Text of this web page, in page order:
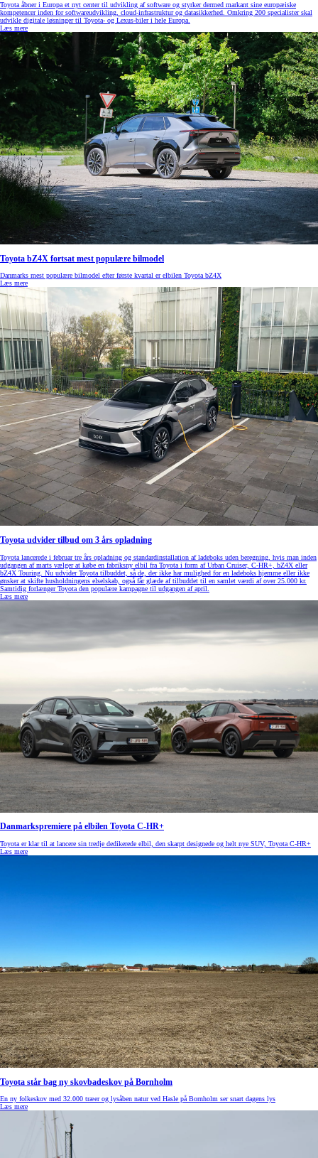
Toyota åbner i Europa et nyt center til udvikling af software og styrker dermed markant sine europæiske
kompetencer inden for softwareudvikling, cloud‑infrastruktur og datasikkerhed. Omkring 200 specialister skal
udvikle digitale løsninger til Toyota- og Lexus‑biler i hele Europa.
Læs mere
Toyota bZ4X fortsat mest populære bilmodel
Danmarks mest populære bilmodel efter første kvartal er elbilen Toyota bZ4X
Læs mere
Toyota udvider tilbud om 3 års opladning
Toyota lancerede i februar tre års opladning og standardinstallation af ladeboks uden beregning, hvis man inden
udgangen af marts vælger at købe en fabriksny elbil fra Toyota i form af Urban Cruiser, C-HR+, bZ4X eller
bZ4X Touring. Nu udvider Toyota tilbuddet, så de, der ikke har mulighed for en ladeboks hjemme eller ikke
ønsker at skifte husholdningens elselskab, også får glæde af tilbuddet til en samlet værdi af over 25.000 kr.
Samtidig forlænger Toyota den populære kampagne til udgangen af april.
Læs mere
Danmarkspremiere på elbilen Toyota C-HR+
Toyota er klar til at lancere sin tredje dedikerede elbil, den skarpt designede og helt nye SUV, Toyota C-HR+
Læs mere
Toyota står bag ny skovbadeskov på Bornholm
En ny folkeskov med 32.000 træer og lysåben natur ved Hasle på Bornholm ser snart dagens lys
Læs mere